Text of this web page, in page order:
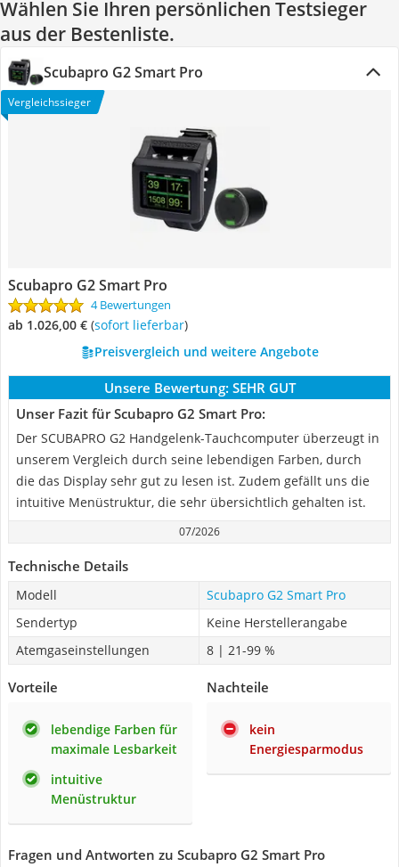
Wählen Sie Ihren persönlichen Testsieger
aus der Bestenliste.
Scubapro G2 Smart Pro
Vergleichssieger
Scubapro G2 Smart Pro
4 Bewertungen
ab 1.026,00 € ( Sofort lieferbar)
Preisvergleich und weitere Angebote
Unsere Bewertung: SEHR GUT
Unser Fazit für Scubapro G2 Smart Pro:
Der SCUBAPRO G2 Handgelenk-Tauchcomputer überzeugt in
unserem Vergleich durch seine lebendigen Farben, durch
die das Display sehr gut zu lesen ist. Zudem gefällt uns die
intuitive Menüstruktur, die sehr übersichtlich gehalten ist.
07/2026
Technische Details
Modell
Scubapro G2 Smart Pro
Sendertyp
Keine Herstellerangabe
Atemgaseinstellungen
8 | 21-99 %
Vorteile
lebendige Farben für
maximale Lesbarkeit
intuitive
Menüstruktur
Nachteile
kein
Energiesparmodus
Fragen und Antworten zu Scubapro G2 Smart Pro